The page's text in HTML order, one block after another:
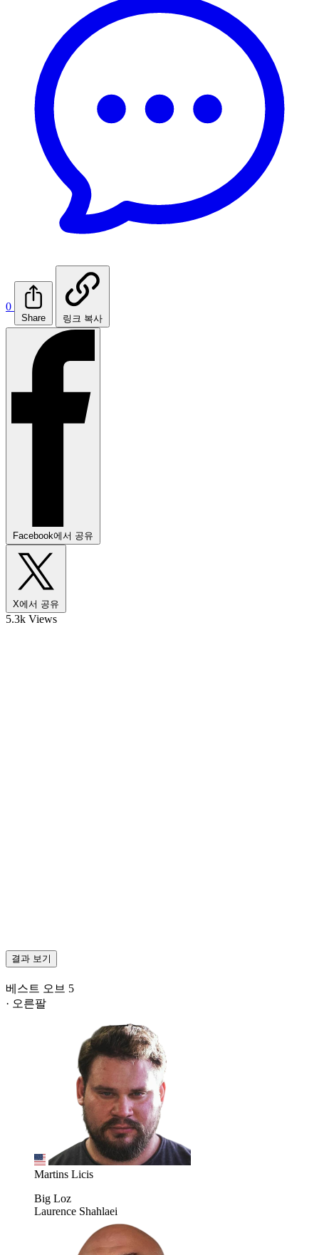
0
Share 링크 복사
Facebook에서 공유
X에서 공유
5.3k Views
결과 보기
베스트 오브 5
· 오른팔
Martins Licis
Big Loz
Laurence Shahlaei